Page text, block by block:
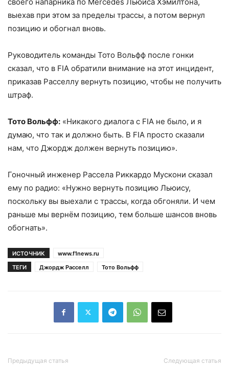
выехав при этом за пределы трассы, а потом вернул
позицию и обогнал вновь.
Руководитель команды Тото Вольфф после гонки
сказал, что в FIA обратили внимание на этот инцидент,
приказав Расселлу вернуть позицию, чтобы не получить
штраф.
Тото Вольфф: «Никакого диалога с FIA не было, и я
думаю, что так и должно быть. В FIA просто сказали
нам, что Джордж должен вернуть позицию».
Гоночный инженер Рассела Риккардо Мускони сказал
ему по радио: «Нужно вернуть позицию Льюису,
поскольку вы выехали с трассы, когда обгоняли. И чем
раньше мы вернём позицию, тем больше шансов вновь
обогнать».
ИСТОЧНИК
www.f1news.ru
ТЕГИ
Джордж Расселл Тото Вольфф
Предыдущая статья Следующая статья